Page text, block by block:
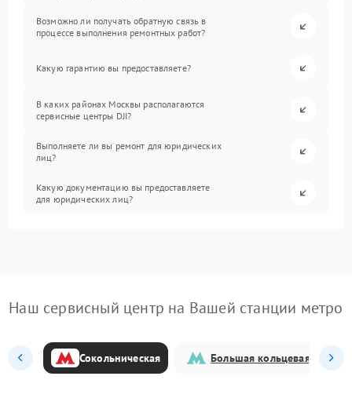
Возможно ли получать обратную связь в
процессе выполнения ремонтных работ?
Какую гарантию вы предоставляете?
В каких районах Москвы располагаются
сервисные центры DJI?
Выполняете ли вы ремонт для юридических
лиц?
Какую документацию вы предоставляете
для юридических лиц?
Наш сервисный центр на Вашей станции метро
Сокольническая Большая кольцевая